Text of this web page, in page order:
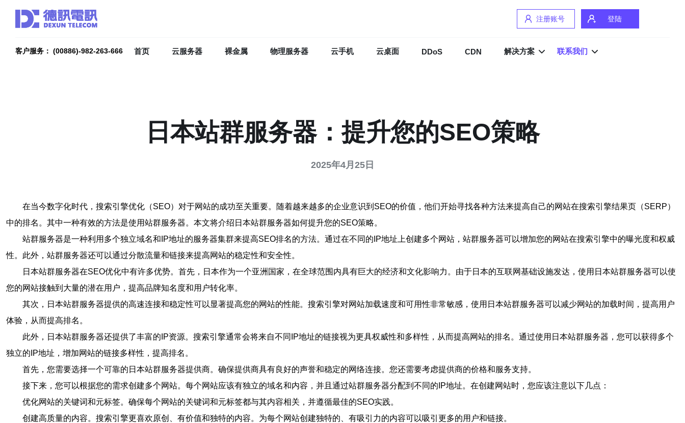
注册账号 登陆
客户服务： (00886)-982-263-666 首页 云服务器 裸金属 物理服务器 云手机 云桌面 DDoS CDN 解决方案 联系我们
日本站群服务器：提升您的SEO策略
2025年4月25日
在当今数字化时代，搜索引擎优化（SEO）对于网站的成功至关重要。随着越来越多的企业意识到SEO的价值，他们开始寻找各种方法来提高自己的网站在搜索引擎结果页（SERP）
中的排名。其中一种有效的方法是使用站群服务器。本文将介绍日本站群服务器如何提升您的SEO策略。
站群服务器是一种利用多个独立域名和IP地址的服务器集群来提高SEO排名的方法。通过在不同的IP地址上创建多个网站，站群服务器可以增加您的网站在搜索引擎中的曝光度和权威
性。此外，站群服务器还可以通过分散流量和链接来提高网站的稳定性和安全性。
日本站群服务器在SEO优化中有许多优势。首先，日本作为一个亚洲国家，在全球范围内具有巨大的经济和文化影响力。由于日本的互联网基础设施发达，使用日本站群服务器可以使
您的网站接触到大量的潜在用户，提高品牌知名度和用户转化率。
其次，日本站群服务器提供的高速连接和稳定性可以显著提高您的网站的性能。搜索引擎对网站加载速度和可用性非常敏感，使用日本站群服务器可以减少网站的加载时间，提高用户
体验，从而提高排名。
此外，日本站群服务器还提供了丰富的IP资源。搜索引擎通常会将来自不同IP地址的链接视为更具权威性和多样性，从而提高网站的排名。通过使用日本站群服务器，您可以获得多个
独立的IP地址，增加网站的链接多样性，提高排名。
首先，您需要选择一个可靠的日本站群服务器提供商。确保提供商具有良好的声誉和稳定的网络连接。您还需要考虑提供商的价格和服务支持。
接下来，您可以根据您的需求创建多个网站。每个网站应该有独立的域名和内容，并且通过站群服务器分配到不同的IP地址。在创建网站时，您应该注意以下几点：
优化网站的关键词和元标签。确保每个网站的关键词和元标签都与其内容相关，并遵循最佳的SEO实践。
创建高质量的内容。搜索引擎更喜欢原创、有价值和独特的内容。为每个网站创建独特的、有吸引力的内容可以吸引更多的用户和链接。